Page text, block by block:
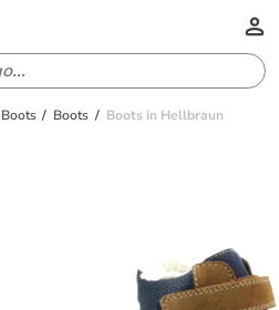
Boots Boots in Hellbraun